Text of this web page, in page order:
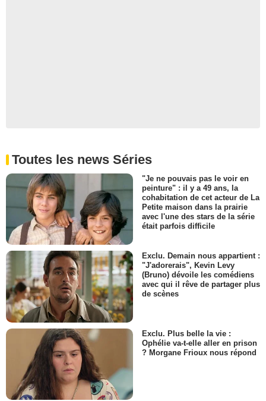
Toutes les news Séries
"Je ne pouvais pas le voir en
peinture" : il y a 49 ans, la
cohabitation de cet acteur de La
Petite maison dans la prairie
avec l'une des stars de la série
était parfois difficile
Exclu. Demain nous appartient :
"J'adorerais", Kevin Levy
(Bruno) dévoile les comédiens
avec qui il rêve de partager plus
de scènes
Exclu. Plus belle la vie :
Ophélie va-t-elle aller en prison
? Morgane Frioux nous répond